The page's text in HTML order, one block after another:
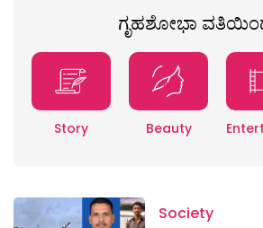
ಗೃಹಶೋಭಾ
Story Beauty
Society